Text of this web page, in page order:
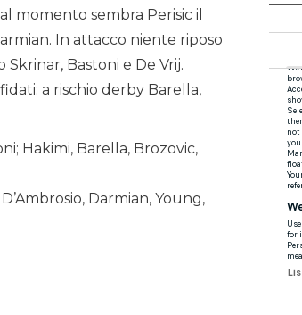
momento sembra Perisic il
In attacco niente riposo
Bastoni e De Vrij.
a rischio derby Barella,
Hakimi, Barella, Brozovic,
Darmian, Young,